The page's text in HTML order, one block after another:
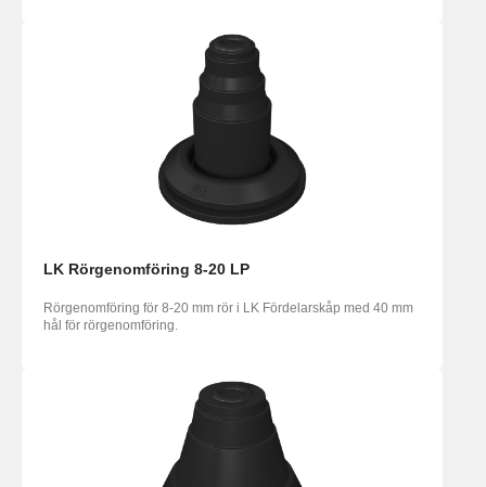
LK Rörgenomföring 8-20 LP
Rörgenomföring för 8-20 mm rör i LK Fördelarskåp med 40 mm
hål för rörgenomföring.